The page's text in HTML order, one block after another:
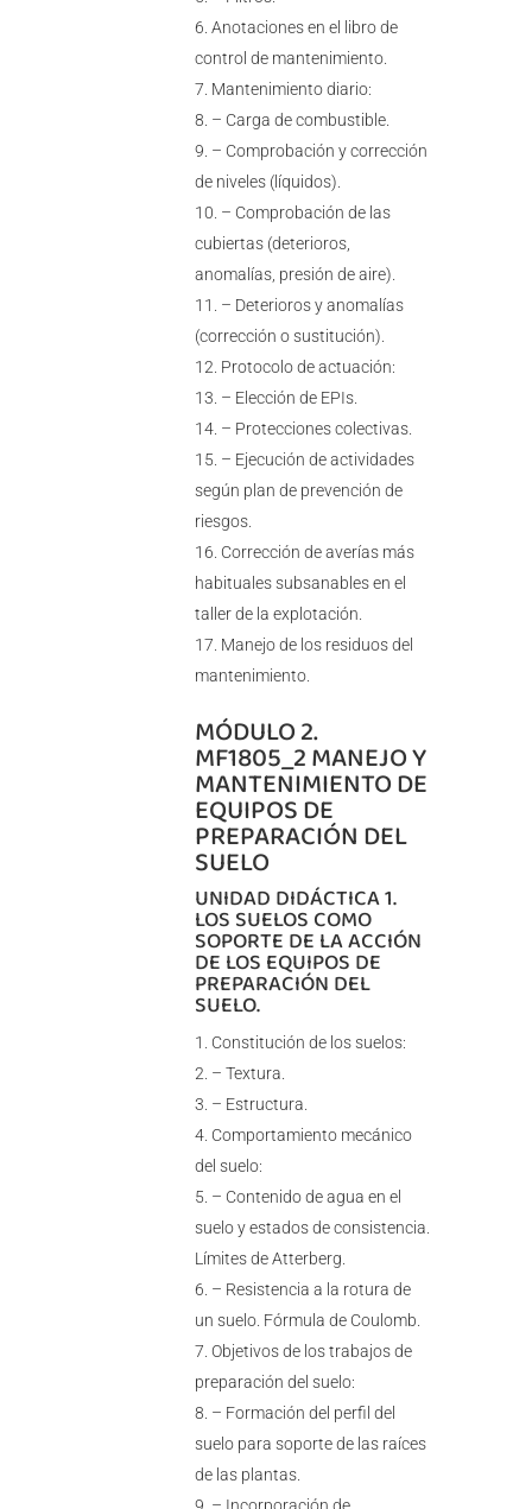
Anotaciones en el libro de
control de mantenimiento.
Mantenimiento diario:
– Carga de combustible.
– Comprobación y corrección
de niveles (líquidos).
– Comprobación de las
cubiertas (deterioros,
anomalías, presión de aire).
– Deterioros y anomalías
(corrección o sustitución).
Protocolo de actuación:
– Elección de EPIs.
– Protecciones colectivas.
– Ejecución de actividades
según plan de prevención de
riesgos.
Corrección de averías más
habituales subsanables en el
taller de la explotación.
Manejo de los residuos del
mantenimiento.
MÓDULO 2.
MF1805_2 MANEJO Y
MANTENIMIENTO DE
EQUIPOS DE
PREPARACIÓN DEL
SUELO
UNIDAD DIDÁCTICA 1.
LOS SUELOS COMO
SOPORTE DE LA ACCIÓN
DE LOS EQUIPOS DE
PREPARACIÓN DEL
SUELO.
Constitución de los suelos:
– Textura.
– Estructura.
Comportamiento mecánico
del suelo:
– Contenido de agua en el
suelo y estados de consistencia.
Límites de Atterberg.
– Resistencia a la rotura de
un suelo. Fórmula de Coulomb.
Objetivos de los trabajos de
preparación del suelo:
– Formación del perfil del
suelo para soporte de las raíces
de las plantas.